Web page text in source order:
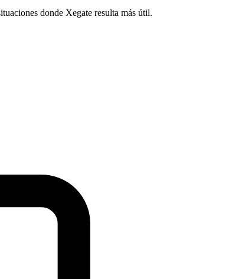
donde Xegate resulta más útil.